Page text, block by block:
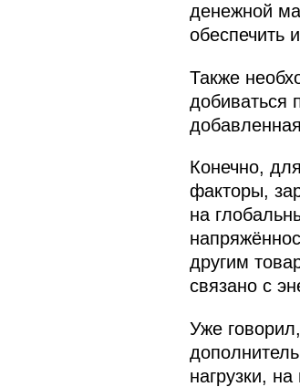
денежной
обеспечить
Также
добиваться
Конечно,
факторы,
на
другим
связано с
Уже
нагрузки,